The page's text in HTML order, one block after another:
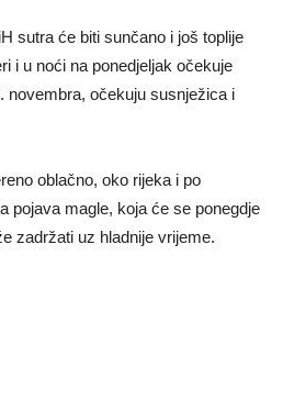
sutra će biti sunčano i još toplije
i u noći na ponedjeljak očekuje
novembra, očekuju susnježica i
oblačno, oko rijeka i po
pojava magle, koja će se ponegdje
zadržati uz hladnije vrijeme.